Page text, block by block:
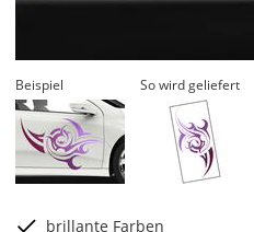
Beispiel So wird geliefert
brillante Farben